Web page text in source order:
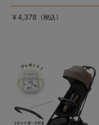
スタイプのストローマグ。
￥4,378